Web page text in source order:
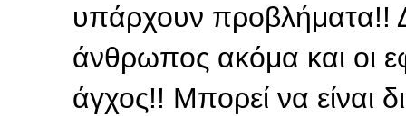
υπάρχουν προβλήματα!!
άνθρωπος ακόμα και οι
άγχος!! Μπορεί να είναι